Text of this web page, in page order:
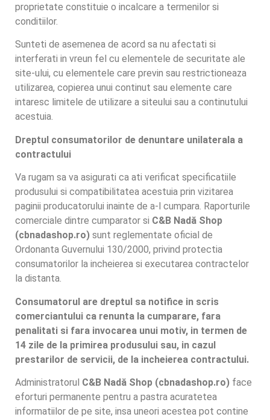
proprietate constituie o incalcare a termenilor si
conditiilor.
Sunteti de asemenea de acord sa nu afectati si
interferati in vreun fel cu elementele de securitate ale
site-ului, cu elementele care previn sau restrictioneaza
utilizarea, copierea unui continut sau elemente care
intaresc limitele de utilizare a siteului sau a continutului
acestuia.
Dreptul consumatorilor de denuntare unilaterala a
contractului
Va rugam sa va asigurati ca ati verificat specificatiile
produsului si compatibilitatea acestuia prin vizitarea
paginii producatorului inainte de a-l cumpara. Raporturile
comerciale dintre cumparator si C&B Nadă Shop
(cbnadashop.ro) sunt reglementate oficial de
Ordonanta Guvernului 130/2000, privind protectia
consumatorilor la incheierea si executarea contractelor
la distanta.
Consumatorul are dreptul sa notifice in scris
comerciantului ca renunta la cumparare, fara
penalitati si fara invocarea unui motiv, in termen de
14 zile de la primirea produsului sau, in cazul
prestarilor de servicii, de la incheierea contractului.
Administratorul C&B Nadă Shop (cbnadashop.ro) face
eforturi permanente pentru a pastra acuratetea
informatiilor de pe site, insa uneori acestea pot contine